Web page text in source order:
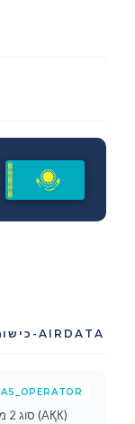
כישורים שמוענקים על ידי תעודות אלו ב-AIRDATA
תעודת מפעיל UAS סוג 2 מרשות התעופה של קזחסטן (АҚК)